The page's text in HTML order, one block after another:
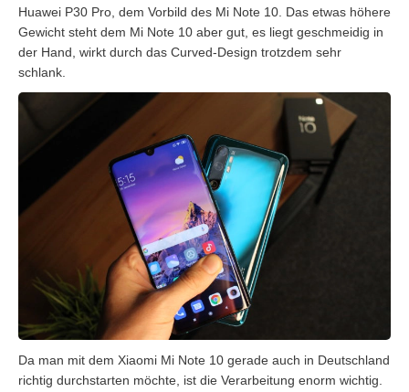
Huawei P30 Pro, dem Vorbild des Mi Note 10. Das etwas höhere
Gewicht steht dem Mi Note 10 aber gut, es liegt geschmeidig in
der Hand, wirkt durch das Curved-Design trotzdem sehr
schlank.
Da man mit dem Xiaomi Mi Note 10 gerade auch in Deutschland
richtig durchstarten möchte, ist die Verarbeitung enorm wichtig.